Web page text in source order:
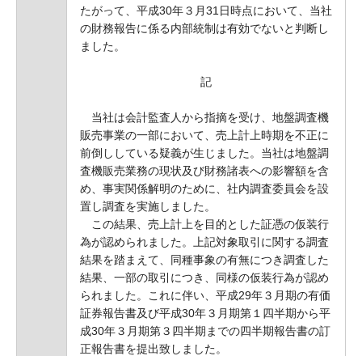
たがって、平成30年３月31日時点において、当社
の財務報告に係る内部統制は有効でないと判断し
ました。
記
当社は会計監査人から指摘を受け、地盤調査機
販売事業の一部において、売上計上時期を不正に
前倒ししている疑義が生じました。当社は地盤調
査機販売業務の現状及び財務諸表への影響額を含
め、事実関係解明のために、社内調査委員会を設
置し調査を実施しました。
この結果、売上計上を目的とした証憑の仮装行
為が認められました。上記対象取引に関する調査
結果を踏まえて、同種事象の有無につき調査した
結果、一部の取引につき、同様の仮装行為が認め
られました。これに伴い、平成29年３月期の有価
証券報告書及び平成30年３月期第１四半期から平
成30年３月期第３四半期までの四半期報告書の訂
正報告書を提出致しました。